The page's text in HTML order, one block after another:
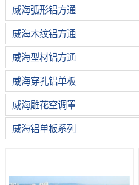
威海弧形铝方通
威海木纹铝方通
威海型材铝方通
威海穿孔铝单板
威海雕花空调罩
威海铝单板系列